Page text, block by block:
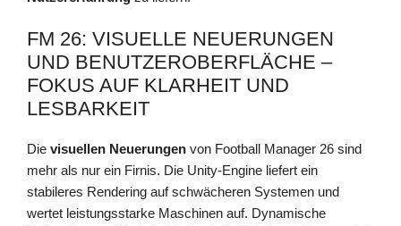
FM 26: VISUELLE NEUERUNGEN
UND BENUTZEROBERFLÄCHE –
FOKUS AUF KLARHEIT UND
LESBARKEIT
Die visuellen Neuerungen von Football Manager 26 sind
mehr als nur ein Firnis. Die Unity-Engine liefert ein
stabileres Rendering auf schwächeren Systemen und
wertet leistungsstarke Maschinen auf. Dynamische